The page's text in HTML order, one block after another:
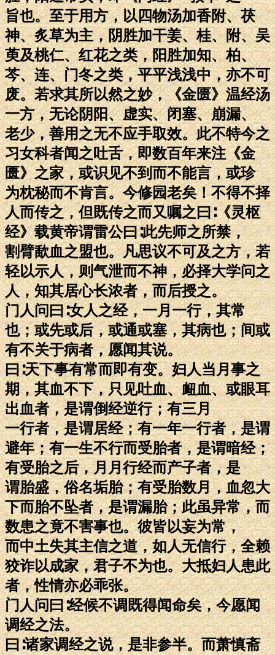
旨也。至于用方，以四物汤加香附、茯
神、炙草为主，阴胜加干姜、桂、附、吴
萸及桃仁、红花之类，阳胜加知、柏、
芩、连、门冬之类，平平浅浅中，亦不可
废。若求其所以然之妙，《金匮》温经汤
一方，无论阴阳、虚实、闭塞、崩漏、
老少，善用之无不应手取效。此不特今之
习女科者闻之吐舌，即数百年来注《金
匮》之家，或识见不到而不能言，或珍
为枕秘而不肯言。今修园老矣！不得不择
人而传之，但既传之而又嘱之曰∶《灵枢
经》载黄帝谓雷公曰∶此先师之所禁，
割臂歃血之盟也。凡思议不可及之方，若
轻以示人，则气泄而不神，必择大学问之
人，知其居心长浓者，而后授之。
门人问曰∶女人之经，一月一行，其常
也；或先或后，或通或塞，其病也；间或
有不关于病者，愿闻其说。
曰∶天下事有常而即有变。妇人当月事之
期，其血不下，只见吐血、衄血、或眼耳
出血者，是谓倒经逆行；有三月
一行者，是谓居经；有一年一行者，是谓
避年；有一生不行而受胎者，是谓暗经；
有受胎之后，月月行经而产子者，是
谓胎盛，俗名垢胎；有受胎数月，血忽大
下而胎不坠者，是谓漏胎；此虽异常，而
数患之竟不害事也。彼皆以妄为常，
而中土失其主信之道，如人无信行，全赖
狡诈以成家，君子不为也。大抵妇人患此
者，性情亦必乖张。
门人问曰∶经候不调既得闻命矣，今愿闻
调经之法。
曰∶诸家调经之说，是非参半。而萧慎斋